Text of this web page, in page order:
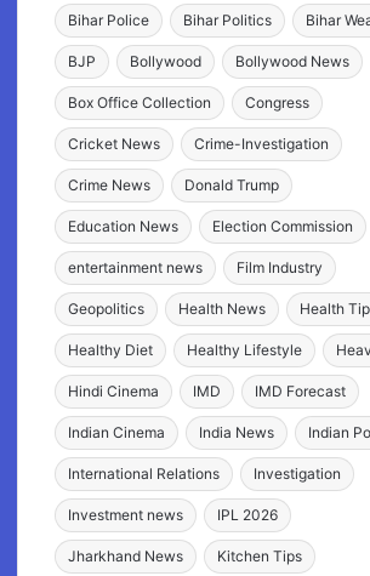
Bihar Police Bihar Politics Bihar
BJP Bollywood Bollywood News
Box Office Collection Congress
Cricket News Crime-Investigation
Crime News Donald Trump
Education News Election Commission
entertainment news Film Industry
Geopolitics Health News Health
Healthy Diet Healthy Lifestyle
Hindi Cinema IMD IMD Forecast
Indian Cinema India News Indian
International Relations Investigation
Investment news IPL 2026
Jharkhand News Kitchen Tips